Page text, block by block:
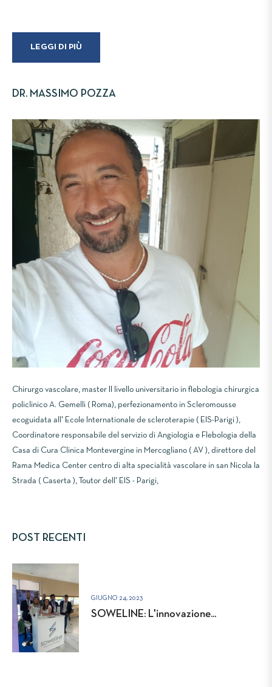
LEGGI DI PIÙ
DR. MASSIMO POZZA
Chirurgo vascolare, master II livello universitario in flebologia chirurgica
policlinico A. Gemelli ( Roma), perfezionamento in Scleromousse
ecoguidata all' Ecole Internationale de scleroterapie ( EIS-Parigi ),
Coordinatore responsabile del servizio di Angiologia e Flebologia della
Casa di Cura Clinica Montevergine in Mercogliano ( AV ), direttore del
Rama Medica Center centro di alta specialità vascolare in san Nicola la
Strada ( Caserta ), Toutor dell' EIS - Parigi,
POST RECENTI
GIUGNO 24, 2023
SOWELINE: L'innovazione...